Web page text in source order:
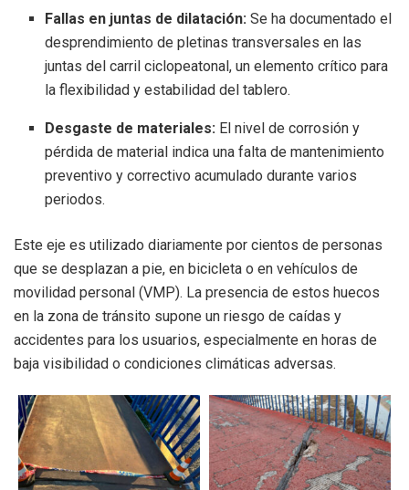
Fallas en juntas de dilatación: Se ha documentado el
desprendimiento de pletinas transversales en las
juntas del carril ciclopeatonal, un elemento crítico para
la flexibilidad y estabilidad del tablero.
Desgaste de materiales: El nivel de corrosión y
pérdida de material indica una falta de mantenimiento
preventivo y correctivo acumulado durante varios
periodos.
Este eje es utilizado diariamente por cientos de personas
que se desplazan a pie, en bicicleta o en vehículos de
movilidad personal (VMP). La presencia de estos huecos
en la zona de tránsito supone un riesgo de caídas y
accidentes para los usuarios, especialmente en horas de
baja visibilidad o condiciones climáticas adversas.